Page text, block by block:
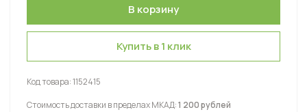
Купить в 1 клик
Код товара:1152415
Стоимость доставки в пределах МКАД:1 200 рублей